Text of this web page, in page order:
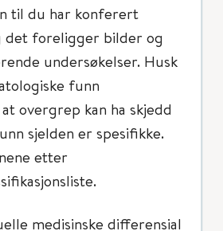
til du har konferert
det foreligger bilder og
undersøkelser. Husk
funn
overgrep kan ha skjedd
sjelden er spesifikke.
etter
medisinske differensial